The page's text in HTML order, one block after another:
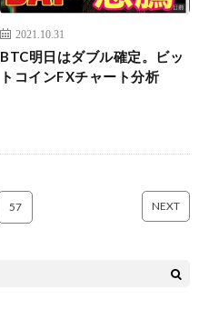
2021.10.31
BTC明日はダブル確定。ビッ
トコインFXチャート分析
57 NEXT